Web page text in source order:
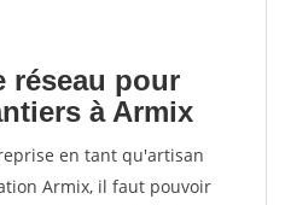
réseau pour
à Armix
en tant qu'artisan
Armix, il faut pouvoir